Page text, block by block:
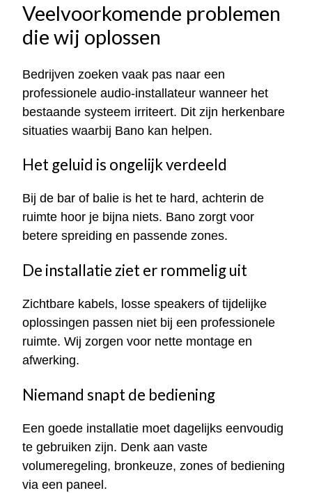
Veelvoorkomende problemen
die wij oplossen
Bedrijven zoeken vaak pas naar een
professionele audio-installateur wanneer het
bestaande systeem irriteert. Dit zijn herkenbare
situaties waarbij Bano kan helpen.
Het geluid is ongelijk verdeeld
Bij de bar of balie is het te hard, achterin de
ruimte hoor je bijna niets. Bano zorgt voor
betere spreiding en passende zones.
De installatie ziet er rommelig uit
Zichtbare kabels, losse speakers of tijdelijke
oplossingen passen niet bij een professionele
ruimte. Wij zorgen voor nette montage en
afwerking.
Niemand snapt de bediening
Een goede installatie moet dagelijks eenvoudig
te gebruiken zijn. Denk aan vaste
volumeregeling, bronkeuze, zones of bediening
via een paneel.